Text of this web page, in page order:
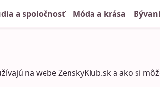
a spoločnosť Móda a krása
na webe ZenskyKlub.sk a ako si